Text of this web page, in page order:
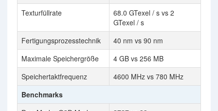
Texturfüllrate
68.0 GTexel / s vs 2
GTexel / s
Fertigungsprozesstechnik
40 nm vs 90 nm
Maximale Speichergröße
4 GB vs 256 MB
Speichertaktfrequenz
4600 MHz vs 780 MHz
Benchmarks